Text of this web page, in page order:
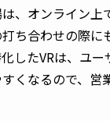
、オンライン上
ち合わせの際に
したVRは、ユ
くなるので、営